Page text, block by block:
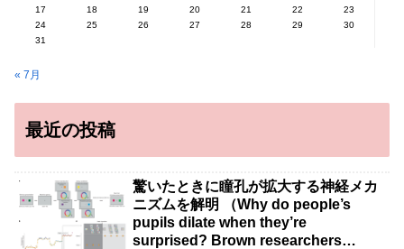
17
18 19 20 21 22
23
24
25 26 27 28 29
30
31
« 7月
最近の投稿
驚いたときに瞳孔が拡大する神経メカ
ニズムを解明 （Why do people’s
pupils dilate when they’re
surprised? Brown researchers